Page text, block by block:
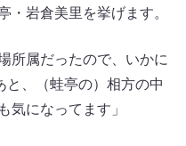
・岩倉美里を挙げます。
所属だったので、いかに
、（蛙亭の）相方の中
気になってます」